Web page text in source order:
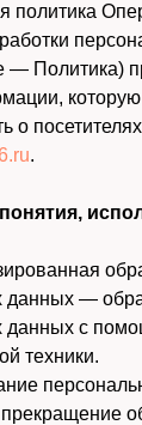
политика
— Политика)
о
.
данных —
данных с
техники.